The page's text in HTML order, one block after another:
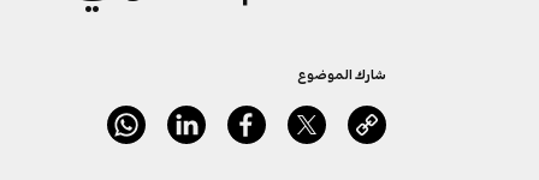
شارك الموضوع